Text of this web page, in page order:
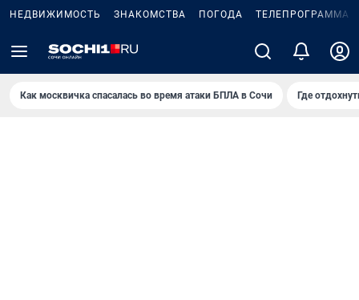
НЕДВИЖИМОСТЬ ЗНАКОМСТВА ПОГОДА ТЕЛЕПРОГРАММА
Как москвичка спасалась во время атаки БПЛА в Сочи Где